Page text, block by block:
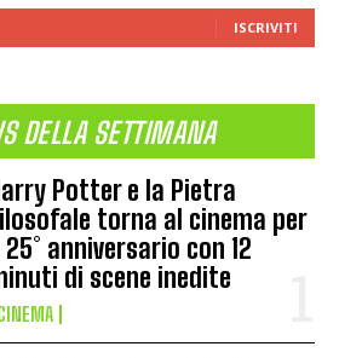
ISCRIVITI
DELLA SETTIMANA
Potter e la Pietra
torna al cinema per
anniversario con 12
di scene inedite